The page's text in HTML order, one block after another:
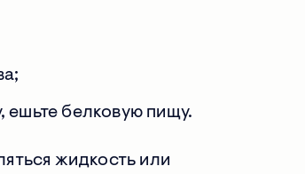
ешьте белковую пищу.
жидкость или